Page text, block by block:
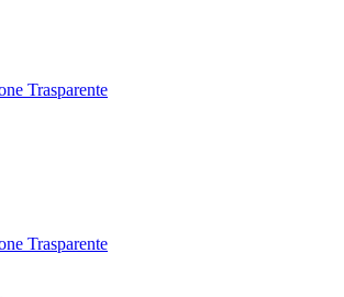
Trasparente
Trasparente